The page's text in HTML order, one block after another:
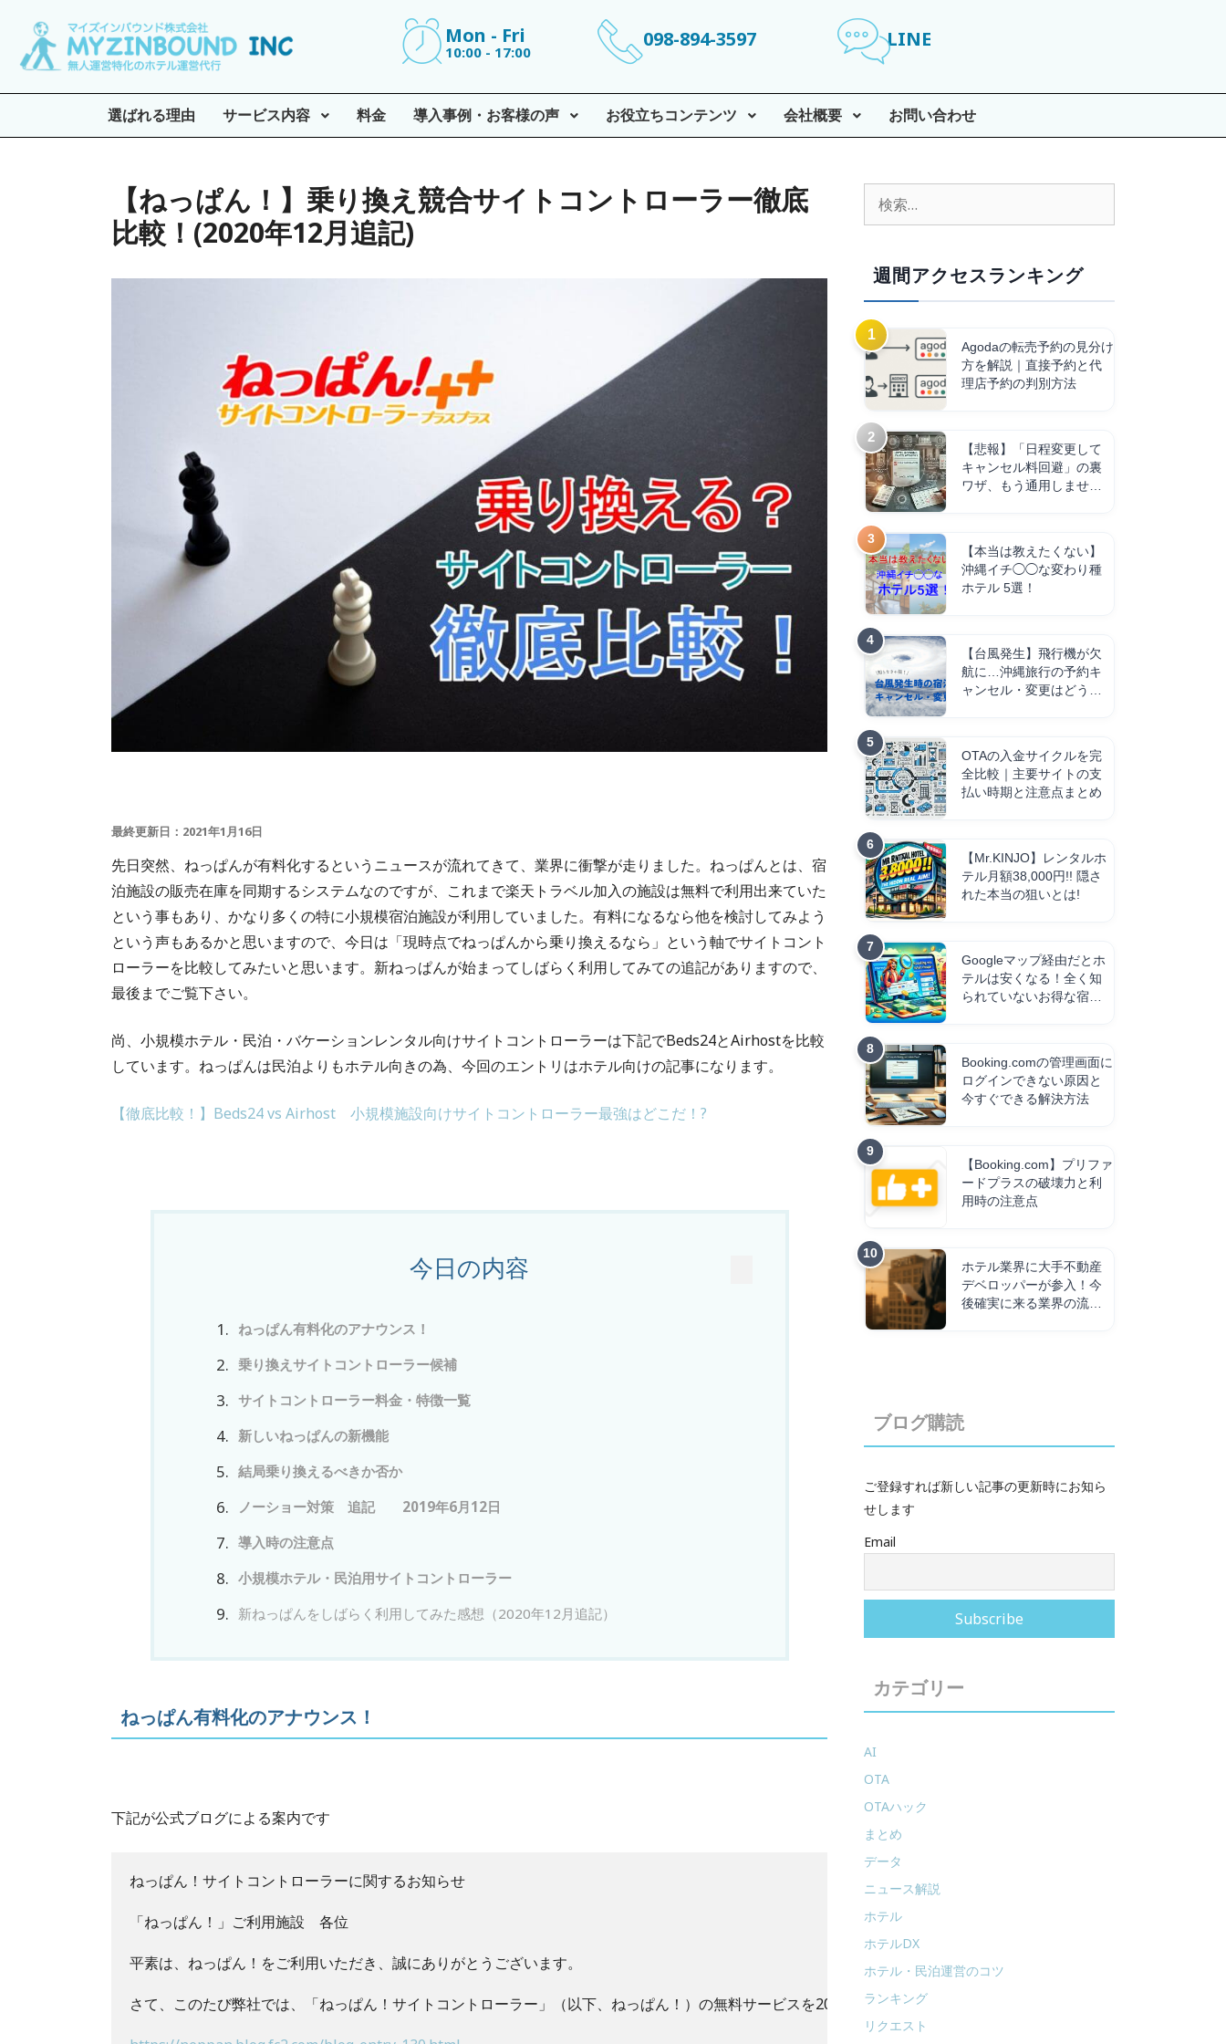
Mon - Fri
10:00 - 17:00
098-894-3597 LINE
選ばれる理由 サービス内容 料金 導入事例・お客様の声 お役立ちコンテンツ 会社概要 お問い合わせ
【ねっぱん！】乗り換え競合サイトコントローラー徹底
比較！(2020年12月追記)
最終更新日：2021年1月16日
先日突然、ねっぱんが有料化するというニュースが流れてきて、業界に衝撃が走りました。ねっぱんとは、宿
泊施設の販売在庫を同期するシステムなのですが、これまで楽天トラベル加入の施設は無料で利用出来ていた
という事もあり、かなり多くの特に小規模宿泊施設が利用していました。有料になるなら他を検討してみよう
という声もあるかと思いますので、今日は「現時点でねっぱんから乗り換えるなら」という軸でサイトコント
ローラーを比較してみたいと思います。新ねっぱんが始まってしばらく利用してみての追記がありますので、
最後までご覧下さい。
尚、小規模ホテル・民泊・バケーションレンタル向けサイトコントローラーは下記でBeds24とAirhostを比較
しています。ねっぱんは民泊よりもホテル向きの為、今回のエントリはホテル向けの記事になります。
【徹底比較！】Beds24 vs Airhost 小規模施設向けサイトコントローラー最強はどこだ！?
今日の内容
ねっぱん有料化のアナウンス！
乗り換えサイトコントローラー候補
サイトコントローラー料金・特徴一覧
新しいねっぱんの新機能
結局乗り換えるべきか否か
ノーショー対策 追記 2019年6月12日
導入時の注意点
小規模ホテル・民泊用サイトコントローラー
新ねっぱんをしばらく利用してみた感想（2020年12月追記）
ねっぱん有料化のアナウンス！
下記が公式ブログによる案内です
ねっぱん！サイトコントローラーに関するお知らせ
「ねっぱん！」ご利用施設　各位
平素は、ねっぱん！をご利用いただき、誠にありがとうございます。
さて、このたび弊社では、「ねっぱん！サイトコントローラー」（以下、ねっぱん！）の無料サービスを2019年6月末日で終了し、後継サービスとして「ねっぱん
週間アクセスランキング
Agodaの転売予約の見分け
方を解説｜直接予約と代
理店予約の判別方法
【悲報】「日程変更して
キャンセル料回避」の裏
ワザ、もう通用しませ
【本当は教えたくない】
沖縄イチ◯◯な変わり種
ホテル 5選！
【台風発生】飛行機が欠
航に…沖縄旅行の予約キ
ャンセル・変更はどうす
OTAの入金サイクルを完
全比較｜主要サイトの支
払い時期と注意点まとめ
【Mr.KINJO】レンタルホ
テル月額38,000円!! 隠さ
れた本当の狙いとは!
Googleマップ経由だとホ
テルは安くなる！全く知
られていないお得な宿の
Booking.comの管理画面に
ログインできない原因と
今すぐできる解決方法
【Booking.com】プリファ
ードプラスの破壊力と利
用時の注意点
ホテル業界に大手不動産
デベロッパーが参入！今
後確実に来る業界の流れ
ブログ購読
ご登録すれば新しい記事の更新時にお知ら
せします
Email
カテゴリー
AI
OTA
OTAハック
まとめ
データ
ニュース解説
ホテル
ホテルDX
ホテル・民泊運営のコツ
ランキング
リクエスト